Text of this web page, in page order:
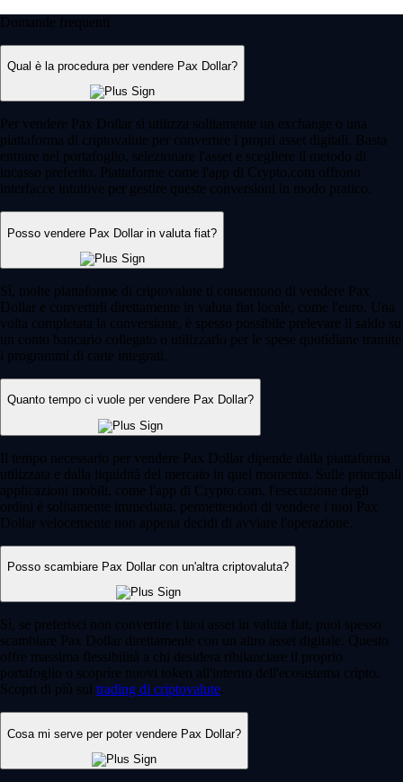
Domande frequenti
Qual è la procedura per vendere Pax Dollar?
Per vendere Pax Dollar si utilizza solitamente un exchange o una
piattaforma di criptovalute per convertire i propri asset digitali. Basta
entrare nel portafoglio, selezionare l'asset e scegliere il metodo di
incasso preferito. Piattaforme come l'app di Crypto.com offrono
interfacce intuitive per gestire queste conversioni in modo pratico.
Posso vendere Pax Dollar in valuta fiat?
Sì, molte piattaforme di criptovalute ti consentono di vendere Pax
Dollar e convertirli direttamente in valuta fiat locale, come l'euro. Una
volta completata la conversione, è spesso possibile prelevare il saldo su
un conto bancario collegato o utilizzarlo per le spese quotidiane tramite
i programmi di carte integrati.
Quanto tempo ci vuole per vendere Pax Dollar?
Il tempo necessario per vendere Pax Dollar dipende dalla piattaforma
utilizzata e dalla liquidità del mercato in quel momento. Sulle principali
applicazioni mobili, come l'app di Crypto.com, l'esecuzione degli
ordini è solitamente immediata, permettendoti di vendere i tuoi Pax
Dollar velocemente non appena decidi di avviare l'operazione.
Posso scambiare Pax Dollar con un'altra criptovaluta?
Sì, se preferisci non convertire i tuoi asset in valuta fiat, puoi spesso
scambiare Pax Dollar direttamente con un altro asset digitale. Questo
offre massima flessibilità a chi desidera ribilanciare il proprio
portafoglio o scoprire nuovi token all'interno dell'ecosistema cripto.
Scopri di più sul trading di criptovalute
Cosa mi serve per poter vendere Pax Dollar?